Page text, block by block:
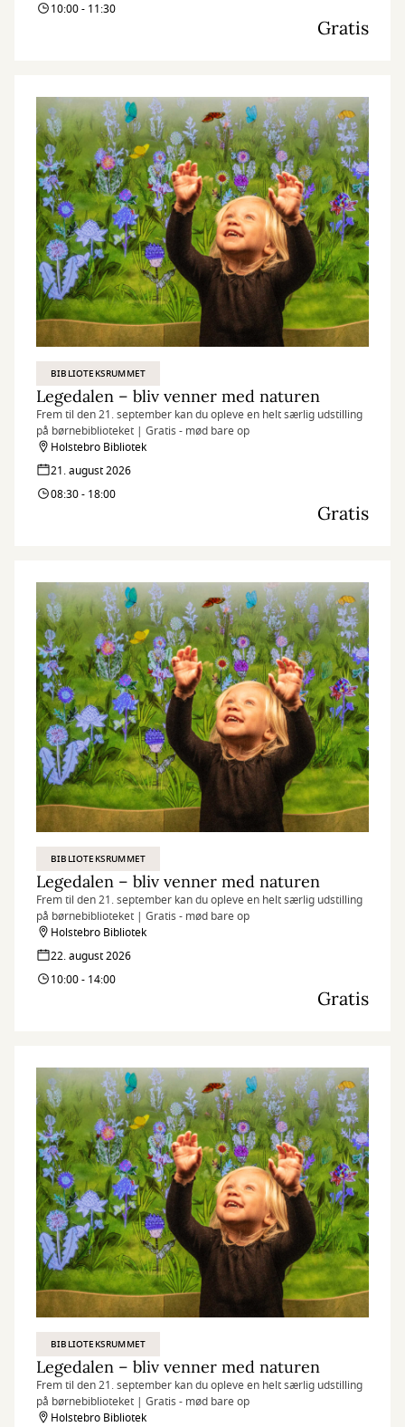
10:00 - 11:30
Gratis
BIBLIOTEKSRUMMET
Legedalen – bliv venner med naturen
Frem til den 21. september kan du opleve en helt særlig udstilling
på børnebiblioteket | Gratis - mød bare op
Holstebro Bibliotek
21. august 2026
08:30 - 18:00
Gratis
BIBLIOTEKSRUMMET
Legedalen – bliv venner med naturen
Frem til den 21. september kan du opleve en helt særlig udstilling
på børnebiblioteket | Gratis - mød bare op
Holstebro Bibliotek
22. august 2026
10:00 - 14:00
Gratis
BIBLIOTEKSRUMMET
Legedalen – bliv venner med naturen
Frem til den 21. september kan du opleve en helt særlig udstilling
på børnebiblioteket | Gratis - mød bare op
Holstebro Bibliotek